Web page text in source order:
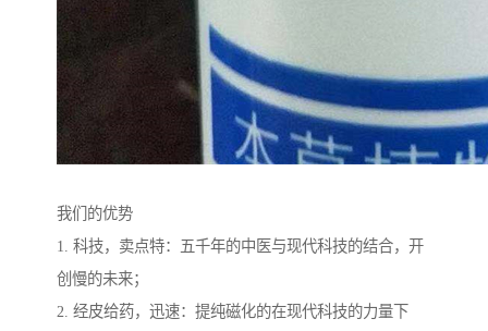
我们的优势
1. 科技，卖点特：五千年的中医与现代科技的结合，开
创慢的未来；
2. 经皮给药，迅速：提纯磁化的在现代科技的力量下